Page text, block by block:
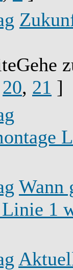
Gehe
20, 21 ]
Wann
Linie 1